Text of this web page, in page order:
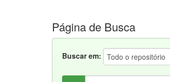
Página de Busca
Buscar em: